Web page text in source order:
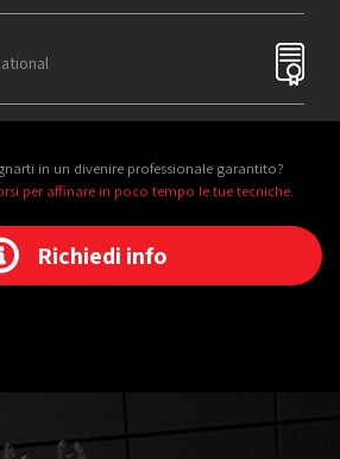
in un divenire professionale garantito?
per affinare in poco tempo le tue tecniche.
Richiedi info